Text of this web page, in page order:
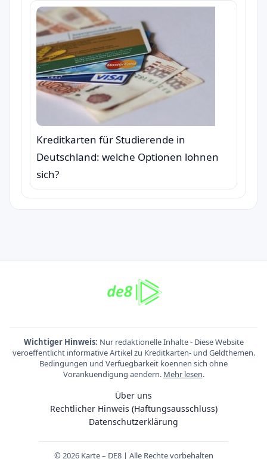
Kreditkarten für Studierende in
Deutschland: welche Optionen lohnen
sich?
Wichtiger Hinweis: Nur redaktionelle Inhalte - Diese Website
veroeffentlicht informative Artikel zu Kreditkarten- und Geldthemen.
Bedingungen und Verfuegbarkeit koennen sich ohne
Vorankuendigung aendern. Mehr lesen.
Über uns
Rechtlicher Hinweis (Haftungsausschluss)
Datenschutzerklärung
© 2026 Karte – DE8 | Alle Rechte vorbehalten